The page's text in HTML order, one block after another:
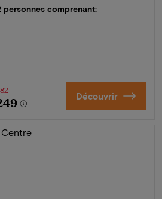
personnes comprenant:
Découvrir